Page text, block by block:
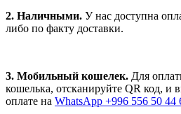
2. Наличными. У нас доступна
либо по факту доставки.
3. Мобильный кошелек. Для
кошелька, отсканируйте QR код,
оплате на WhatsApp +996 556 50 44